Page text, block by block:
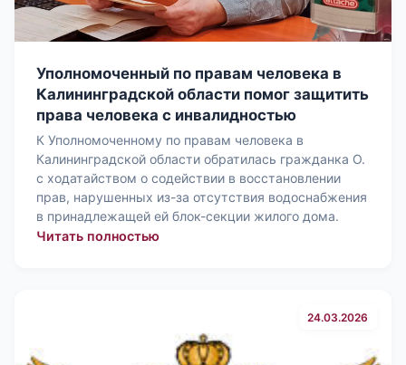
Уполномоченный по правам человека в
Калининградской области помог защитить
права человека с инвалидностью
К Уполномоченному по правам человека в
Калининградской области обратилась гражданка О.
с ходатайством о содействии в восстановлении
прав, нарушенных из-за отсутствия водоснабжения
в принадлежащей ей блок-секции жилого дома.
Читать полностью: Уполномоченный по правам
24.03.2026